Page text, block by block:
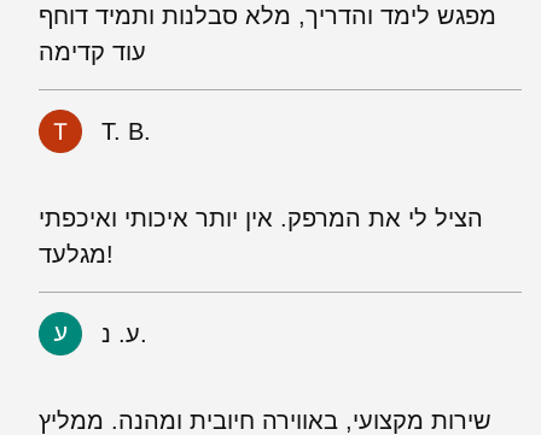
מפגש לימד והדריך, מלא סבלנות ותמיד דוחף
עוד קדימה
T. B.
הציל לי את המרפק. אין יותר איכותי ואיכפתי
מגלעד!
ע. נ.
שירות מקצועי, באווירה חיובית ומהנה. ממליץ